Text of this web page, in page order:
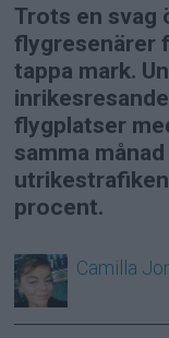
Trots en svag
flygresenärer
tappa mark.
flygplatser
samma
procent.
Camilla